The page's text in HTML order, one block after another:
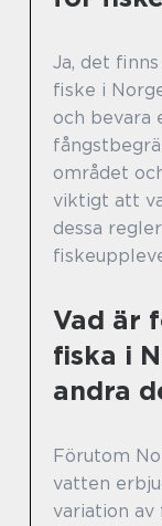
Ja, det
fiske i
och bevara
området
viktigt att
dessa
Vad är
fiska i
andra
Förutom
vatten
variation